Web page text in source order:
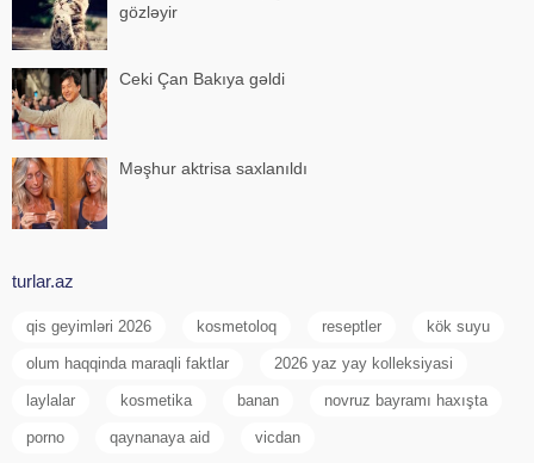
gözləyir
Ceki Çan Bakıya gəldi
Məşhur aktrisa saxlanıldı
turlar.az
qis geyimləri 2026 kosmetoloq reseptler kök suyu
olum haqqinda maraqli faktlar 2026 yaz yay kolleksiyasi
laylalar kosmetika banan novruz bayramı haxışta
porno qaynanaya aid vicdan